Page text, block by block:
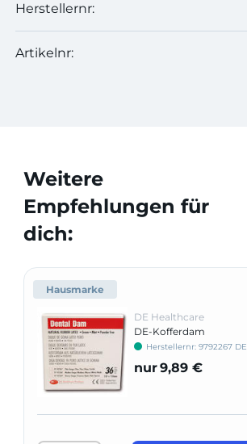
Herstellernr:
Artikelnr:
Weitere
Empfehlungen für
dich:
Hausmarke
DE Healthcare
DE-Kofferdam
Herstellernr: 9792267 DE
nur9,89 €